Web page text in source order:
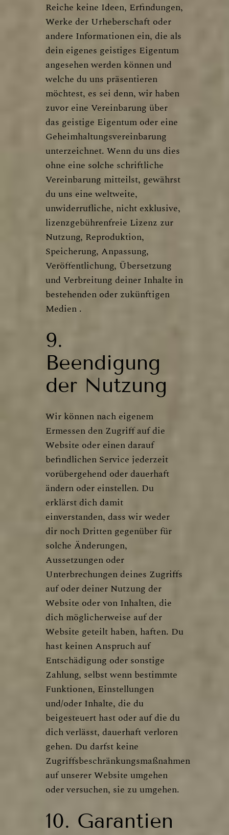
Reiche keine Ideen, Erfindungen,
Werke der Urheberschaft oder
andere Informationen ein, die als
dein eigenes geistiges Eigentum
angesehen werden können und
welche du uns präsentieren
möchtest, es sei denn, wir haben
zuvor eine Vereinbarung über
das geistige Eigentum oder eine
Geheimhaltungsvereinbarung
unterzeichnet. Wenn du uns dies
ohne eine solche schriftliche
Vereinbarung mitteilst, gewährst
du uns eine weltweite,
unwiderrufliche, nicht exklusive,
lizenzgebührenfreie Lizenz zur
Nutzung, Reproduktion,
Speicherung, Anpassung,
Veröffentlichung, Übersetzung
und Verbreitung deiner Inhalte in
bestehenden oder zukünftigen
Medien .
9.
Beendigung
der Nutzung
Wir können nach eigenem
Ermessen den Zugriff auf die
Website oder einen darauf
befindlichen Service jederzeit
vorübergehend oder dauerhaft
ändern oder einstellen. Du
erklärst dich damit
einverstanden, dass wir weder
dir noch Dritten gegenüber für
solche Änderungen,
Aussetzungen oder
Unterbrechungen deines Zugriffs
auf oder deiner Nutzung der
Website oder von Inhalten, die
dich möglicherweise auf der
Website geteilt haben, haften. Du
hast keinen Anspruch auf
Entschädigung oder sonstige
Zahlung, selbst wenn bestimmte
Funktionen, Einstellungen
und/oder Inhalte, die du
beigesteuert hast oder auf die du
dich verlässt, dauerhaft verloren
gehen. Du darfst keine
Zugriffsbeschränkungsmaßnahmen
auf unserer Website umgehen
oder versuchen, sie zu umgehen.
10. Garantien